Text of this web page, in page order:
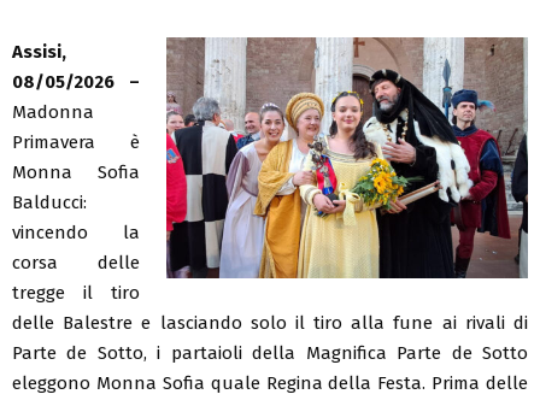
Assisi,
08/05/2026 –
Madonna
Primavera è
Monna Sofia
Balducci:
vincendo la
corsa delle
tregge il tiro
delle Balestre e lasciando solo il tiro alla fune ai rivali di
Parte de Sotto, i partaioli della Magnifica Parte de Sotto
eleggono Monna Sofia quale Regina della Festa. Prima delle